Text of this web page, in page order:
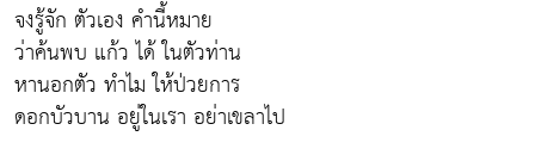
จงรู้จัก ตัวเอง คำนี้หมาย
ว่าค้นพบ แก้ว ได้ ในตัวท่าน
หานอกตัว ทำไม ให้ป่วยการ
ดอกบัวบาน อยู่ในเรา อย่าเขลาไป